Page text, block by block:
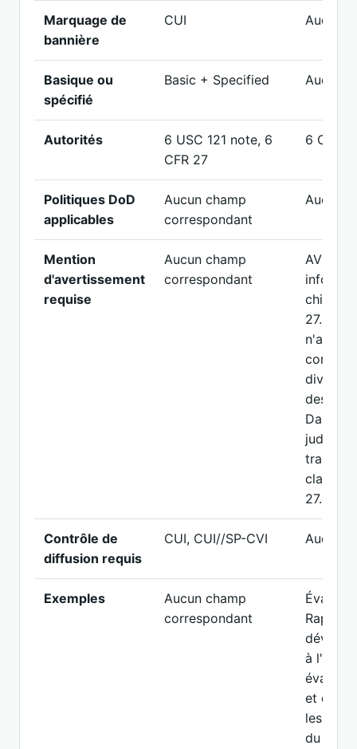
Marquage de
bannière
CUI Aucun
Basique ou
spécifié
Basic + Specified Aucun
Autorités
6 USC 121 note, 6
CFR 27
6 CFR
Politiques DoD
applicables
Aucun champ
correspondant
Aucun
Mention
d'avertissement
requise
Aucun champ
correspondant
27.400.
n'ayant
des
Dans
traitées
Contrôle de
diffusion requis
CUI, CUI//SP-CVI Aucun
Exemples
Aucun champ
correspondant
à
et des
les
du site,